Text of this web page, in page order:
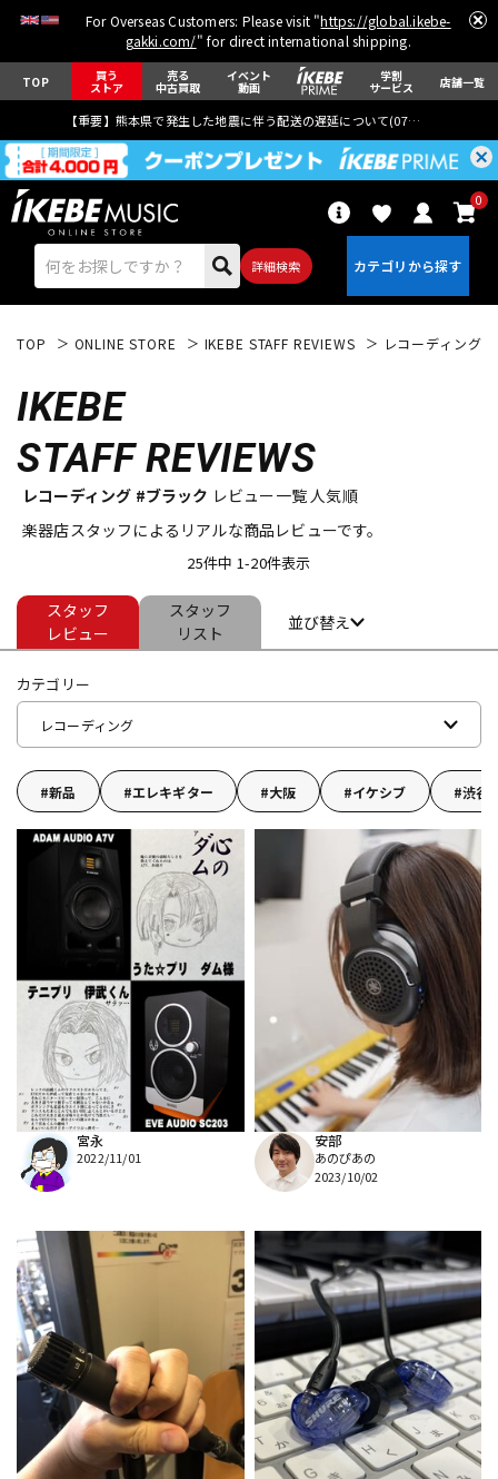
For Overseas Customers: Please visit "https://global.ikebe-
gakki.com/" for direct international shipping.
TOP 買う
ストア
売る
中古買取
イベント
動画
学割
サービス 店舗一覧
【重要】熊本県で発生した地震に伴う配送の遅延について(07月29日
詳細検索
0
エレキギター
ベース ウクレレ
ドラム パーカッション
管楽器 その他楽器
アンプ エフェクター
DJ機器 DTM
DTM オンライン納品 レコーディング機器
配信/ライブ機器 楽器アクセサリ
中古 ヴィンテージ
TOP ONLINE STORE IKEBE STAFF REVIEWS レコーディング
IKEBE
STAFF REVIEWS
レコーディング #ブラック レビュー一覧 人気順
楽器店スタッフによるリアルな商品レビューです。
25件中 1-20件表示
スタッフ
レビュー
スタッフ
リスト
並び替え
カテゴリー
レコーディング
新品 エレキギター 大阪 イケシブ 渋谷
宮永
2022/11/01
安部
あのぴあの
2023/10/02